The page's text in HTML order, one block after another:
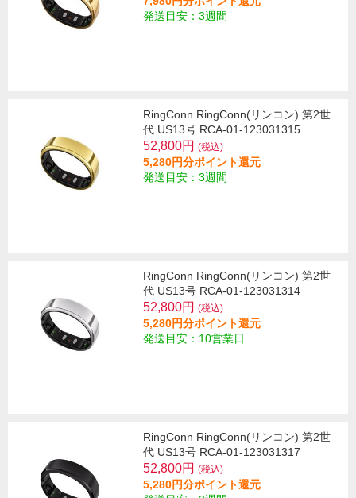
発送目安：3週間
RingConn RingConn(リンコン) 第2世
代 US13号 RCA-01-123031315
52,800円 (税込)
5,280円分ポイント還元
発送目安：3週間
RingConn RingConn(リンコン) 第2世
代 US13号 RCA-01-123031314
52,800円 (税込)
5,280円分ポイント還元
発送目安：10営業日
RingConn RingConn(リンコン) 第2世
代 US13号 RCA-01-123031317
52,800円 (税込)
5,280円分ポイント還元